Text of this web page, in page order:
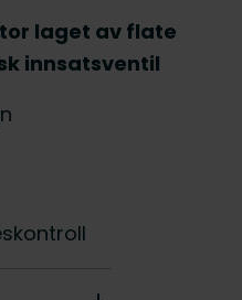
laget av flate
innsatsventil